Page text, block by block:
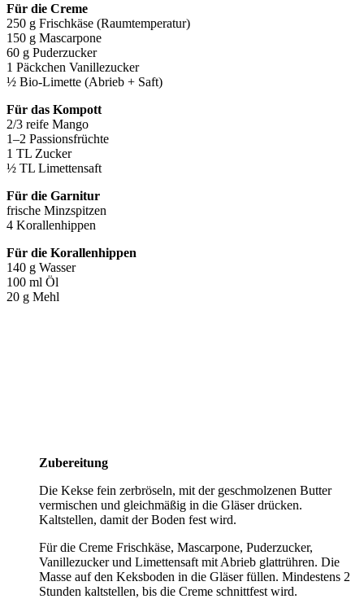
Für die Creme
250 g Frischkäse (Raumtemperatur)
150 g Mascarpone
60 g Puderzucker
1 Päckchen Vanillezucker
½ Bio-Limette (Abrieb + Saft)
Für das Kompott
2/3 reife Mango
1–2 Passionsfrüchte
1 TL Zucker
½ TL Limettensaft
Für die Garnitur
frische Minzspitzen
4 Korallenhippen
Für die Korallenhippen
140 g Wasser
100 ml Öl
20 g Mehl
Zubereitung
Die Kekse fein zerbröseln, mit der geschmolzenen Butter
vermischen und gleichmäßig in die Gläser drücken.
Kaltstellen, damit der Boden fest wird.
Für die Creme Frischkäse, Mascarpone, Puderzucker,
Vanillezucker und Limettensaft mit Abrieb glattrühren. Die
Masse auf den Keksboden in die Gläser füllen. Mindestens 2
Stunden kaltstellen, bis die Creme schnittfest wird.